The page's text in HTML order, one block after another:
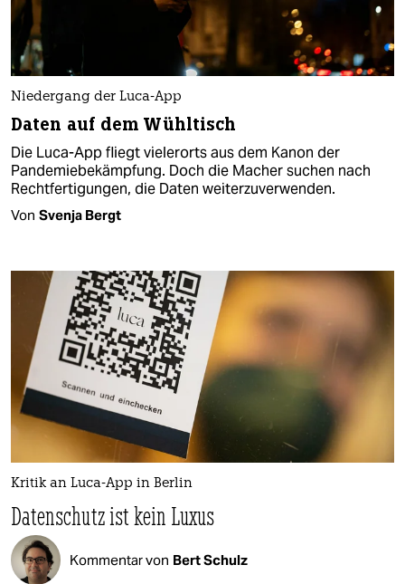
Niedergang der Luca-App
Daten auf dem Wühltisch
Die Luca-App fliegt vielerorts aus dem Kanon der
Pandemiebekämpfung. Doch die Macher suchen nach
Rechtfertigungen, die Daten weiterzuverwenden.
Von Svenja Bergt
Kritik an Luca-App in Berlin
Datenschutz ist kein Luxus
Kommentar von Bert Schulz